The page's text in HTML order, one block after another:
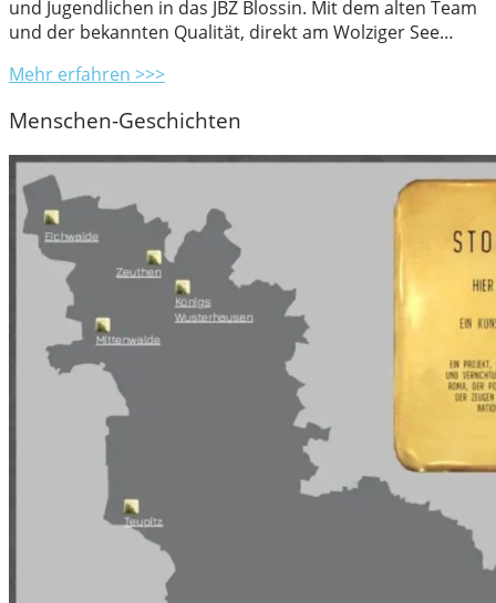
und Jugendlichen in das JBZ Blossin. Mit dem alten Team
und der bekannten Qualität, direkt am Wolziger See…
Mehr erfahren >>>
Menschen-Geschichten